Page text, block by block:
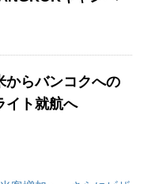
からバンコクへの
イト就航へ